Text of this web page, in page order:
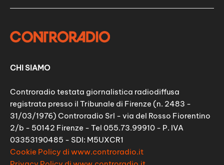
CHI SIAMO
Controradio testata giornalistica radiodiffusa
registrata presso il Tribunale di Firenze (n. 2483 -
31/03/1976) Controradio Srl - via del Rosso Fiorentino
2/b - 50142 Firenze - Tel 055.73.99910 - P. IVA
03353190485 - SDI: M5UXCR1
Cookie Policy di www.controradio.it